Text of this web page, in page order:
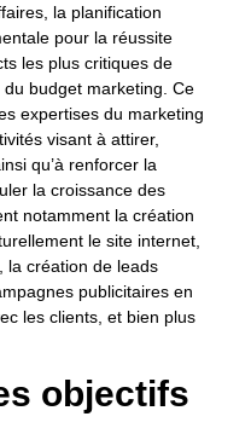
la planification
pour la réussite
les plus critiques de
du budget marketing . Ce
expertises du marketing
visant à attirer,
qu’à renforcer la
la croissance des
notamment la création
le site internet,
la création de leads
publicitaires en
les clients, et bien plus
objectifs